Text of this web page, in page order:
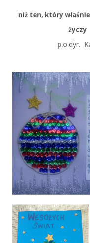
niż ten, który
życzy
p.o.dyr.